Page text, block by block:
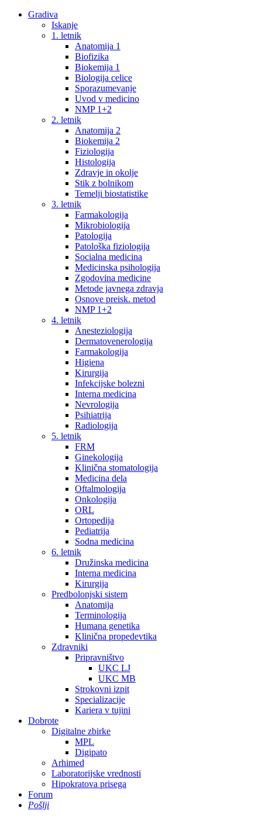
Gradiva
Iskanje
1. letnik
Anatomija 1
Biofizika
Biokemija 1
Biologija celice
Sporazumevanje
Uvod v medicino
NMP 1+2
2. letnik
Anatomija 2
Biokemija 2
Fiziologija
Histologija
Zdravje in okolje
Stik z bolnikom
Temelji biostatistike
3. letnik
Farmakologija
Mikrobiologija
Patologija
Patološka fiziologija
Socialna medicina
Medicinska psihologija
Zgodovina medicine
Metode javnega zdravja
Osnove preisk. metod
NMP 1+2
4. letnik
Anesteziologija
Dermatovenerologija
Farmakologija
Higiena
Kirurgija
Infekcijske bolezni
Interna medicina
Nevrologija
Psihiatrija
Radiologija
5. letnik
FRM
Ginekologija
Klinična stomatologija
Medicina dela
Oftalmologija
Onkologija
ORL
Ortopedija
Pediatrija
Sodna medicina
6. letnik
Družinska medicina
Interna medicina
Kirurgija
Predbolonjski sistem
Anatomija
Terminologija
Humana genetika
Klinična propedevtika
Zdravniki
Pripravništvo
UKC LJ
UKC MB
Strokovni izpit
Specializacije
Kariera v tujini
Dobrote
Digitalne zbirke
MPL
Digipato
Arhimed
Laboratorijske vrednosti
Hipokratova prisega
Forum
Pošlji